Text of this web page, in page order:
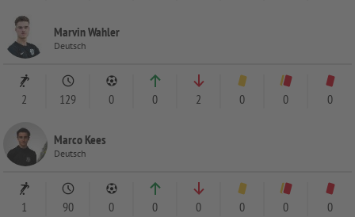
Marvin Wahler
Deutsch
2 129 0 0 2 0 0 0
Marco Kees
Deutsch
1 90 0 0 0 0 0 0